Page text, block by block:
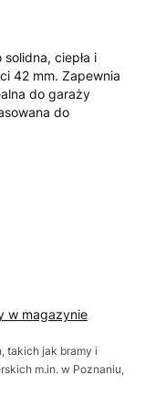
solidna, ciepła i
42 mm. Zapewnia
do garaży
do
w magazynie
takich jak bramy i
m.in. w Poznaniu,